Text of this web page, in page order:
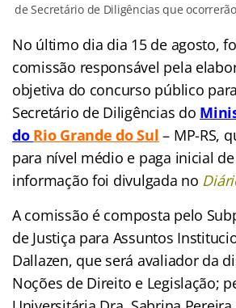
de Secretário de Diligências que
No último dia dia 15 de agosto,
comissão responsável pela
objetiva do concurso público
Secretário de Diligências do
do Rio Grande do Sul – MP-RS,
para nível médio e paga inicial de
informação foi divulgada no
A comissão é composta pelo
de Justiça para Assuntos
Dallazen, que será avaliador da
Noções de Direito e Legislação;